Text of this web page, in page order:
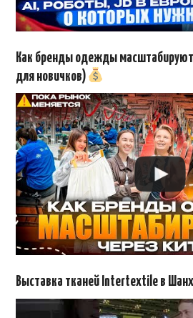
Как бренды одежды
для новичков)
Выставка тканей Intertextile в